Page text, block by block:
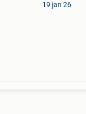
19 jan 26